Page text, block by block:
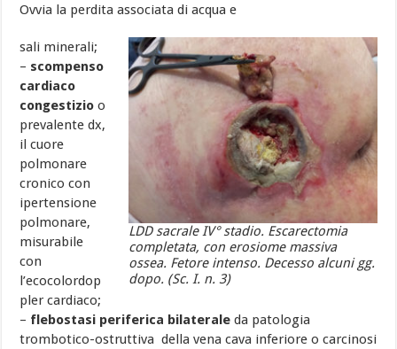
Ovvia la perdita associata di acqua e
LDD sacrale IV° stadio. Escarectomia
completata, con erosiome massiva
ossea. Fetore intenso. Decesso alcuni gg.
dopo. (Sc. I. n. 3)
sali minerali;
– scompenso
cardiaco
congestizio o
prevalente dx,
il cuore
polmonare
cronico con
ipertensione
polmonare,
misurabile
con
l’ecocolordop
pler cardiaco;
– flebostasi periferica bilaterale da patologia
trombotico-ostruttiva della vena cava inferiore o carcinosi